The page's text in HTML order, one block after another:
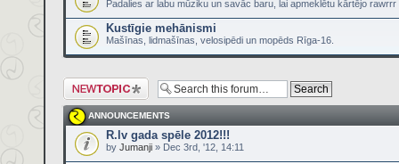
Padalies ar labu mūziku un savāc baru, lai apmeklētu kārtējo
Kustīgie mehānismi
Mašīnas, lidmašīnas, velosipēdi un mopēds Rīga-16.
Post a new topic
ANNOUNCEMENTS
R.lv gada spēle 2012!!!
by Jumanji » Dec 3rd, '12, 14:11